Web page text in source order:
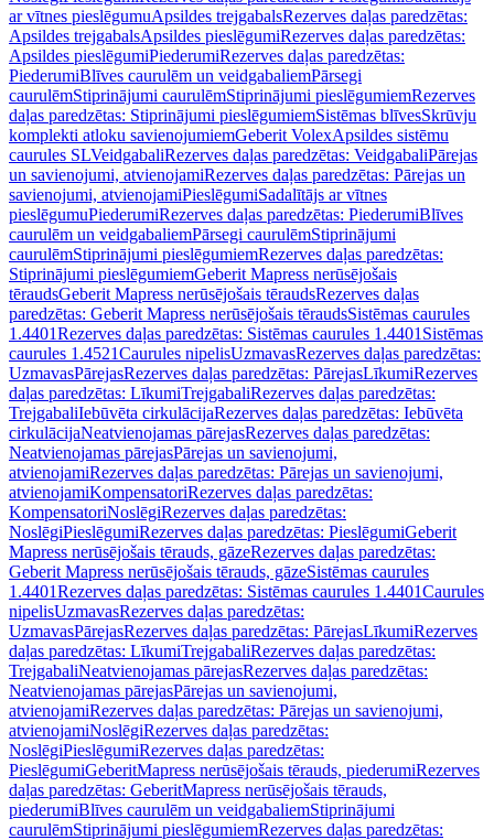
ar vītnes pieslēgumuApsildes trejgabalsRezerves daļas paredzētas:
Apsildes trejgabalsApsildes pieslēgumiRezerves daļas paredzētas:
Apsildes pieslēgumiPiederumiRezerves daļas paredzētas:
PiederumiBlīves caurulēm un veidgabaliemPārsegi
caurulēmStiprinājumi caurulēmStiprinājumi pieslēgumiemRezerves
daļas paredzētas: Stiprinājumi pieslēgumiemSistēmas blīvesSkrūvju
komplekti atloku savienojumiemGeberit VolexApsildes sistēmu
caurules SLVeidgabaliRezerves daļas paredzētas: VeidgabaliPārejas
un savienojumi, atvienojamiRezerves daļas paredzētas: Pārejas un
savienojumi, atvienojamiPieslēgumiSadalītājs ar vītnes
pieslēgumuPiederumiRezerves daļas paredzētas: PiederumiBlīves
caurulēm un veidgabaliemPārsegi caurulēmStiprinājumi
caurulēmStiprinājumi pieslēgumiemRezerves daļas paredzētas:
Stiprinājumi pieslēgumiemGeberit Mapress nerūsējošais
tēraudsGeberit Mapress nerūsējošais tēraudsRezerves daļas
paredzētas: Geberit Mapress nerūsējošais tēraudsSistēmas caurules
1.4401Rezerves daļas paredzētas: Sistēmas caurules 1.4401 Sistēmas
caurules 1.4521Caurules nipelisUzmavasRezerves daļas paredzētas:
UzmavasPārejasRezerves daļas paredzētas: PārejasLīkumiRezerves
daļas paredzētas: LīkumiTrejgabaliRezerves daļas paredzētas:
TrejgabaliIebūvēta cirkulācijaRezerves daļas paredzētas: Iebūvēta
cirkulācijaNeatvienojamas pārejasRezerves daļas paredzētas:
Neatvienojamas pārejasPārejas un savienojumi,
atvienojamiRezerves daļas paredzētas: Pārejas un savienojumi,
atvienojamiKompensatoriRezerves daļas paredzētas:
KompensatoriNoslēgiRezerves daļas paredzētas:
NoslēgiPieslēgumiRezerves daļas paredzētas: PieslēgumiGeberit
Mapress nerūsējošais tērauds, gāzeRezerves daļas paredzētas:
Geberit Mapress nerūsējošais tērauds, gāzeSistēmas caurules
1.4401Rezerves daļas paredzētas: Sistēmas caurules 1.4401Caurules
nipelisUzmavasRezerves daļas paredzētas:
UzmavasPārejasRezerves daļas paredzētas: PārejasLīkumiRezerves
daļas paredzētas: LīkumiTrejgabaliRezerves daļas paredzētas:
TrejgabaliNeatvienojamas pārejasRezerves daļas paredzētas:
Neatvienojamas pārejasPārejas un savienojumi,
atvienojamiRezerves daļas paredzētas: Pārejas un savienojumi,
atvienojamiNoslēgiRezerves daļas paredzētas:
NoslēgiPieslēgumiRezerves daļas paredzētas:
PieslēgumiGeberitMapress nerūsējošais tērauds, piederumiRezerves
daļas paredzētas: GeberitMapress nerūsējošais tērauds,
piederumiBlīves caurulēm un veidgabaliemStiprinājumi
caurulēmStiprinājumi pieslēgumiemRezerves daļas paredzētas: